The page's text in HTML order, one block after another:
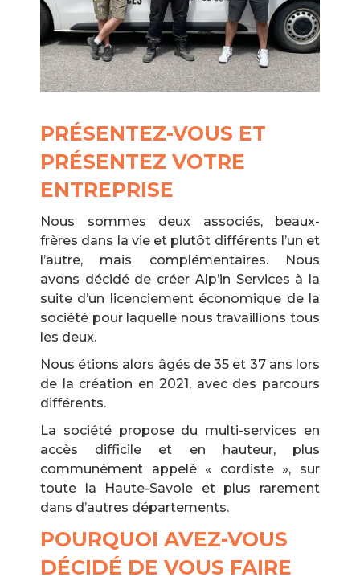
PRÉSENTEZ-VOUS ET
PRÉSENTEZ VOTRE
ENTREPRISE
Nous sommes deux associés, beaux-
frères dans la vie et plutôt différents l’un et
l’autre, mais complémentaires. Nous
avons décidé de créer Alp’in Services à la
suite d’un licenciement économique de la
société pour laquelle nous travaillions tous
les deux.
Nous étions alors âgés de 35 et 37 ans lors
de la création en 2021, avec des parcours
différents.
La société propose du multi-services en
accès difficile et en hauteur, plus
communément appelé « cordiste », sur
toute la Haute-Savoie et plus rarement
dans d’autres départements.
POURQUOI AVEZ-VOUS
DÉCIDÉ DE VOUS FAIRE